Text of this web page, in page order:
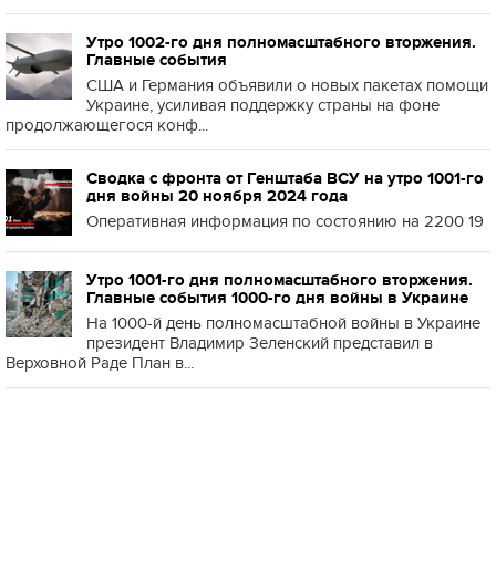
Утро 1002-го дня полномасштабного вторжения.
Главные события
США и Германия объявили о новых пакетах помощи
Украине, усиливая поддержку страны на фоне
продолжающегося конф...
Сводка с фронта от Генштаба ВСУ на утро 1001-го
дня войны 20 ноября 2024 года
Оперативная информация по состоянию на 2200 19
Утро 1001-го дня полномасштабного вторжения.
Главные события 1000-го дня войны в Украине
На 1000-й день полномасштабной войны в Украине
президент Владимир Зеленский представил в
Верховной Раде План в...